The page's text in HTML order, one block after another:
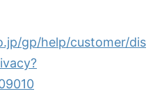
gp/help/customer/dis